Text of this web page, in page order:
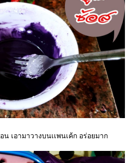
เอามาวางบนเเพนเค้ก อร่อยมาก